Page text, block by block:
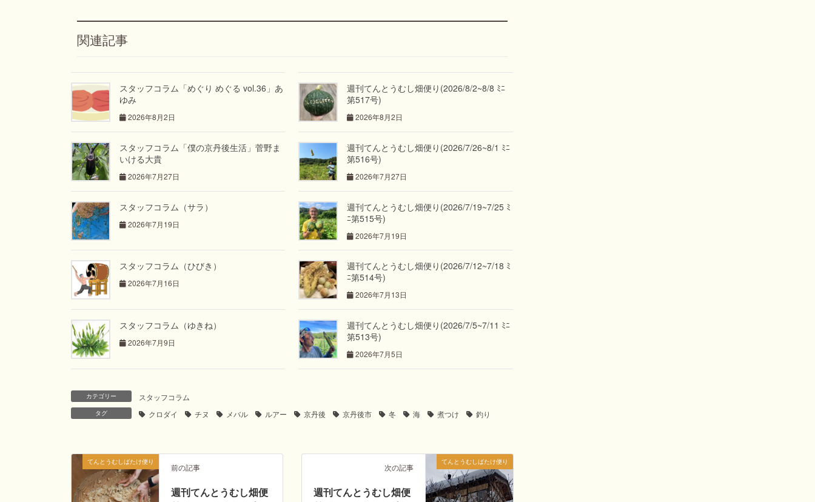
関連記事
スタッフコラム「めぐり めぐる vol.36」あ
ゆみ
2026年8月2日
週刊てんとうむし畑便り(2026/8/2~8/8 ﾐﾆ
第517号)
2026年8月2日
スタッフコラム「僕の京丹後生活」菅野ま
いける大貴
2026年7月27日
週刊てんとうむし畑便り(2026/7/26~8/1 ﾐﾆ
第516号)
2026年7月27日
スタッフコラム（サラ）
2026年7月19日
週刊てんとうむし畑便り(2026/7/19~7/25 ﾐ
ﾆ第515号)
2026年7月19日
スタッフコラム（ひびき）
2026年7月16日
週刊てんとうむし畑便り(2026/7/12~7/18 ﾐ
ﾆ第514号)
2026年7月13日
スタッフコラム（ゆきね）
2026年7月9日
週刊てんとうむし畑便り(2026/7/5~7/11 ﾐﾆ
第513号)
2026年7月5日
カテゴリー スタッフコラム
タグ クロダイ チヌ メバル ルアー 京丹後 京丹後市 冬 海 煮つけ 釣り
てんとうむしばたけ便り
前の記事
週刊てんとうむし畑便
てんとうむしばたけ便り
次の記事
週刊てんとうむし畑便